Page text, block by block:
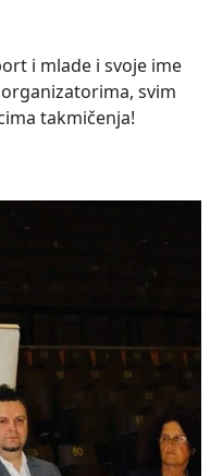
i mlade i svoje ime
svim
takmičenja!